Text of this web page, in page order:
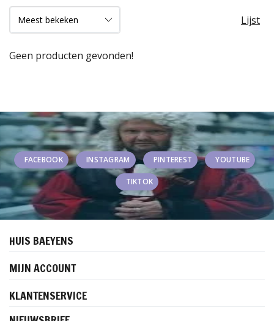
Lijst
Geen producten gevonden!
FACEBOOK INSTAGRAM PINTEREST YOUTUBE
TIKTOK
HUIS BAEYENS
MIJN ACCOUNT
KLANTENSERVICE